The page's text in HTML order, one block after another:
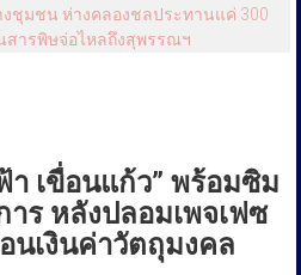
งชุมชน ห่างคลองชลประทานแค่ 300
สารพิษจ่อไหลถึงสุพรรณฯ
า เขื่อนแก้ว” พร้อมซิม
ร หลังปลอมเพจเฟซ
นเงินค่าวัตถุมงคล